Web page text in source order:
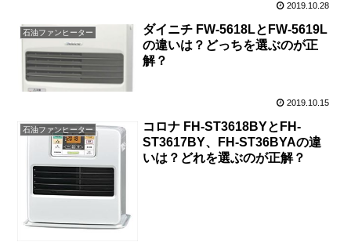
2019.10.28
石油ファンヒーター
ダイニチ FW-5618LとFW-5619L
の違いは？どっちを選ぶのが正
解？
2019.10.15
石油ファンヒーター
コロナ FH-ST3618BYとFH-
ST3617BY、FH-ST36BYAの違
いは？どれを選ぶのが正解？